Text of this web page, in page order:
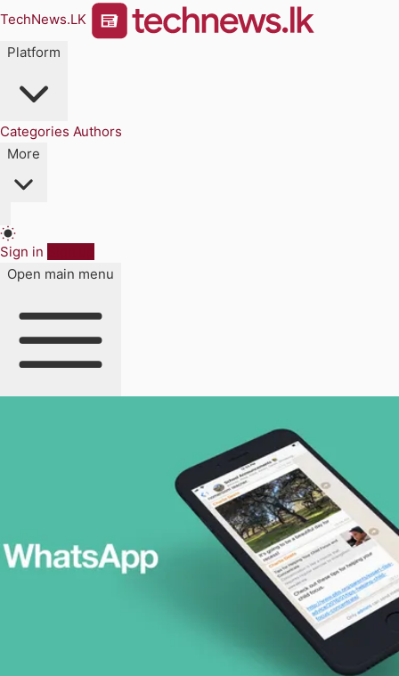
TechNews.LK
Platform
Categories Authors
More
Sign in
Open main menu